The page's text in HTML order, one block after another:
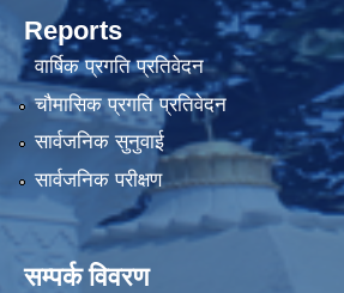
Reports
वार्षिक प्रगति प्रतिवेदन
चौमासिक प्रगति प्रतिवेदन
सार्वजनिक सुनुवाई
सार्वजनिक परीक्षण
सम्पर्क विवरण